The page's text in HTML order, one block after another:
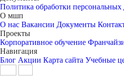
Политика обработки
О мшп
О нас Вакансии Документы
Проекты
Корпоративное обучение
Навигация
Блог Акции Карта сайта Учебные